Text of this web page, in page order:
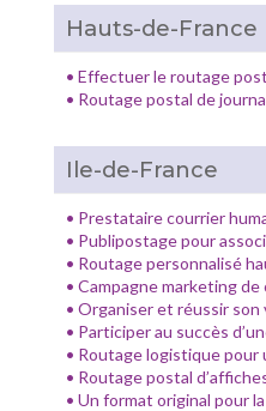
Hauts-de-France
• Effectuer le routage
• Routage postal de
Ile-de-France
• Prestataire courrier
• Publipostage pour
• Routage personnalisé
• Campagne marketing de
• Organiser et réussir son
• Participer au succès
• Routage logistique pour
• Routage postal
• Un format original pour la